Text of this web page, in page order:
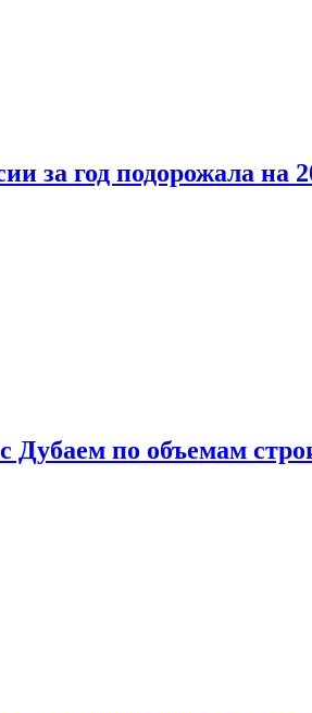
за год подорожала на
Дубаем по объемам